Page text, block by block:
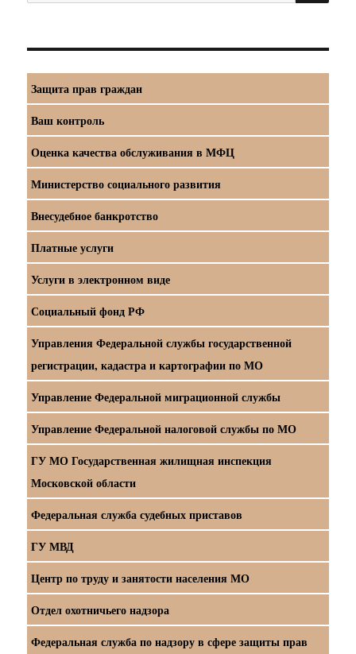
Защита прав граждан
Ваш контроль
Оценка качества обслуживания в МФЦ
Министерство социального развития
Внесудебное банкротство
Платные услуги
Услуги в электронном виде
Социальный фонд РФ
Управления Федеральной службы государственной
регистрации, кадастра и картографии по МО
Управление Федеральной миграционной службы
Управление Федеральной налоговой службы по МО
ГУ МО Государственная жилищная инспекция
Московской области
Федеральная служба судебных приставов
ГУ МВД
Центр по труду и занятости населения МО
Отдел охотничьего надзора
Федеральная служба по надзору в сфере защиты прав